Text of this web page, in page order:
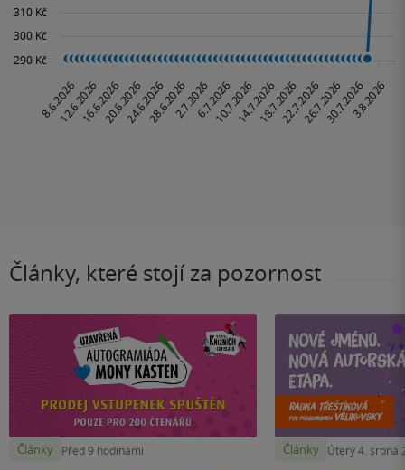
Články, které stojí za pozornost
Články Před 9 hodinami Články Úterý 4. srpna